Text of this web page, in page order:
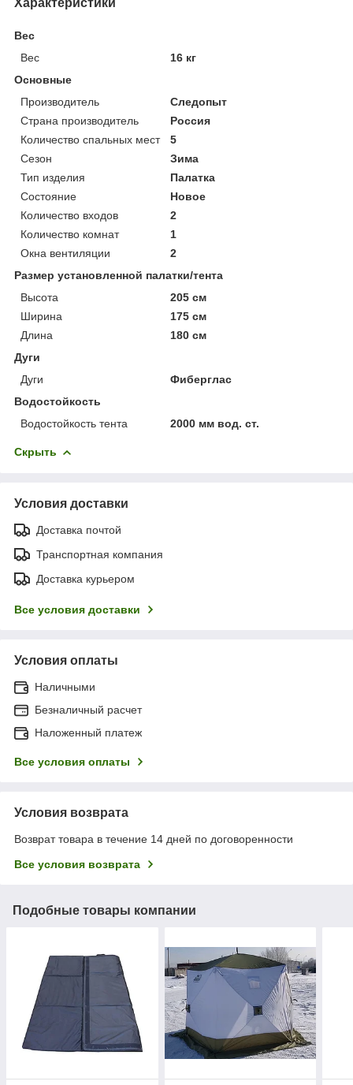
Вес
Вес
16 кг
Основные
Производитель
Следопыт
Страна производитель
Россия
Количество спальных мест
5
Сезон
Зима
Тип изделия
Палатка
Состояние
Новое
Количество входов
2
Количество комнат
1
Окна вентиляции
2
Размер установленной палатки/тента
Высота
205 см
Ширина
175 см
Длина
180 см
Дуги
Дуги
Фиберглас
Водостойкость
Водостойкость тента
2000 мм вод. ст.
Скрыть
Условия доставки
Доставка почтой
Транспортная компания
Доставка курьером
Все условия доставки
Условия оплаты
Наличными
Безналичный расчет
Наложенный платеж
Все условия оплаты
Условия возврата
Возврат товара в течение 14 дней по договоренности
Все условия возврата
Подобные товары компании